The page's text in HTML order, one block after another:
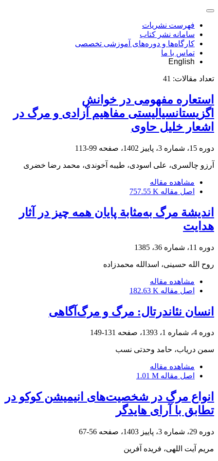
فهرست نشریات
سامانه نشر کتاب
کارگاه‌ها و دوره‌های آموزشی تخصصی
تماس با ما
English
تعداد مقالات: 41
استعاره مفهومی در خوانش
اگزیستانسیالیستی مفاهیم آزادی و مرگ در
اشعار خلیل حاوی
دوره 15، شماره 3، پاییز 1402، صفحه 99-113
آرزو چالسری، علی اسودی، طیبه آخوندی، محمد رضا خضری
مشاهده مقاله
اصل مقاله 757.55 K
اندیشة مرگ به‌مثابة پایان همه چیز در آثار
هدایت
دوره 11، شماره 36، 1385
روح الله حسینی، اسدالله محمدزاده
مشاهده مقاله
اصل مقاله 182.63 K
انسان نئاندرتال: مرگ و مرگ‌آگاهی
دوره 4، شماره 1، 1393، صفحه 131-149
سمن دریاب، حامد وحدتی‌ نسب
مشاهده مقاله
اصل مقاله 1.01 M
انواع مرگ در شخصیت‌های انیمیشن کوکو در
تطابق با آرای هایدگر
دوره 29، شماره 3، پاییز 1403، صفحه 56-67
مریم آیت اللهی، فریده آفرین